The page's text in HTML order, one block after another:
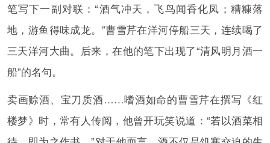
笔写下一副对联：“酒气冲天，飞鸟闻香化凤；糟糠落
地，游鱼得味成龙。”曹雪芹在洋河停船三天，连续喝了
三天洋河大曲。后来，在他的笔下出现了“清风明月酒一
船”的名句。
卖画赊酒、宝刀质酒……嗜酒如命的曹雪芹在撰写《红
楼梦》时，常有人传阅，他曾开玩笑说道：“若以酒菜相